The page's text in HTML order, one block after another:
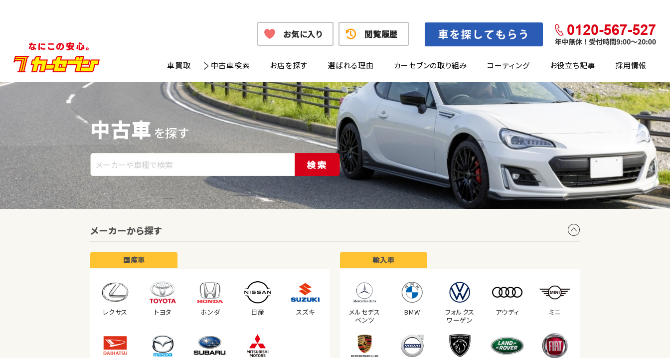
車買取 中古車検索 お店を探す 選ばれる理由 カーセブンの取り組み コーティング お役立ち記事 採用情報
お気に入り 閲覧履歴
中古車 を探す
検索
メーカーから探す
国産車
レクサス トヨタ ホンダ 日産 スズキ
輸入車
メルセデス
ベンツ
BMW
フォルクス
ワーゲン
アウディ ミニ